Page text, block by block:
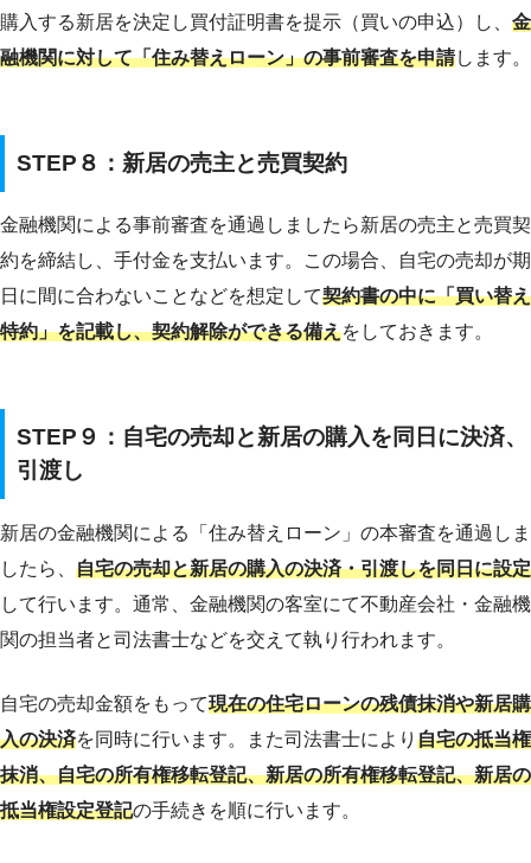
購入する新居を決定し買付証明書を提示（買いの申込）し、 金
融機関に対して「住み替えローン」の事前審査を申請します。
STEP８：新居の売主と売買契約
金融機関による事前審査を通過しましたら新居の売主と売買契
約を締結し、手付金を支払います。この場合、自宅の売却が期
日に間に合わないことなどを想定して契約書の中に「買い替え
特約」を記載し、契約解除ができる備えをしておきます。
STEP９：自宅の売却と新居の購入を同日に決済、
引渡し
新居の金融機関による「住み替えローン」の本審査を通過しま
したら、 自宅の売却と新居の購入の決済・引渡しを同日に設定
して行います。通常、金融機関の客室にて不動産会社・金融機
関の担当者と司法書士などを交えて執り行われます。
自宅の売却金額をもって現在の住宅ローンの残債抹消や新居購
入の決済を同時に行います。また司法書士により 自宅の抵当権
抹消、自宅の所有権移転登記、新居の所有権移転登記、新居の
抵当権設定登記の手続きを順に行います。